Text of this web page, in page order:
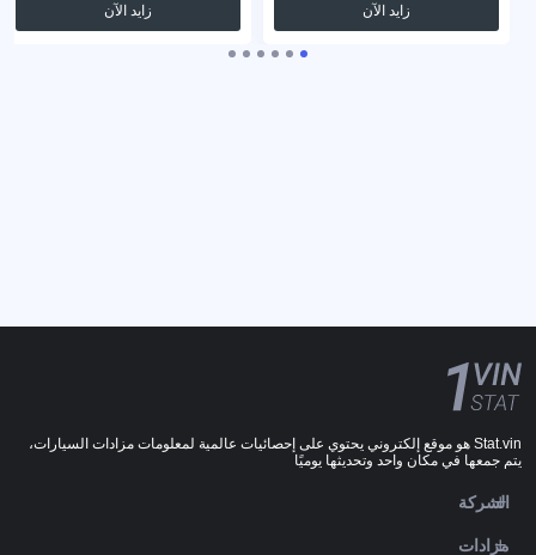
زايد الآن
زايد الآن
Stat.vin هو موقع إلكتروني يحتوي على إحصائيات عالمية لمعلومات مزادات السيارات،
يتم جمعها في مكان واحد وتحديثها يوميًا
الشركة
مزادات